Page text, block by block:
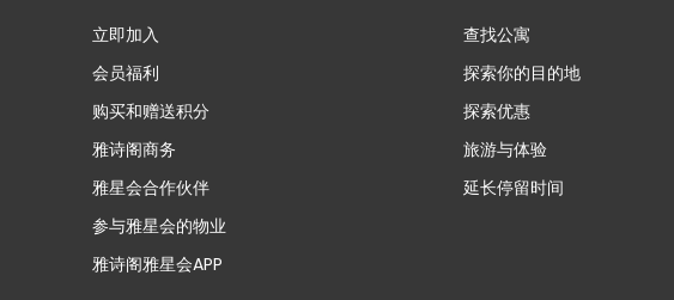
立即加入
会员福利
购买和赠送积分
雅诗阁商务
雅星会合作伙伴
参与雅星会的物业
雅诗阁雅星会APP
查找公寓
探索你的目的地
探索优惠
旅游与体验
延长停留时间